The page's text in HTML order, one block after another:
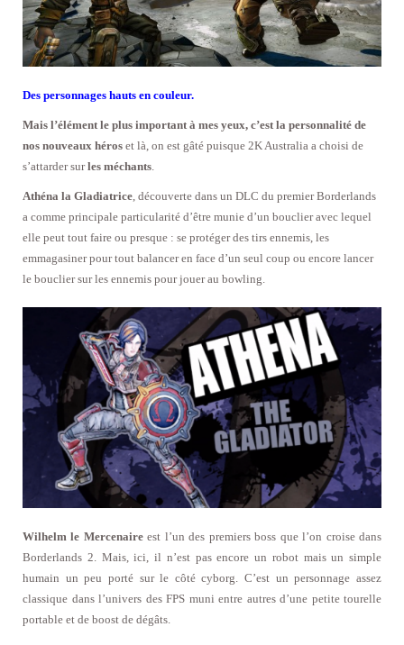
Des personnages hauts en couleur.
Mais l’élément le plus important à mes yeux, c’est la personnalité de
nos nouveaux héros et là, on est gâté puisque 2K Australia a choisi de
s’attarder surles méchants.
Athéna la Gladiatrice, découverte dans un DLC du premier Borderlands
a comme principale particularité d’être munie d’un bouclier avec lequel
elle peut tout faire ou presque : se protéger des tirs ennemis, les
emmagasiner pour tout balancer en face d’un seul coup ou encore lancer
le bouclier sur les ennemis pour jouer au bowling.
Wilhelm le Mercenaireest l’un des premiers boss que l’on croise dans
Borderlands 2. Mais, ici, il n’est pas encore un robot mais un simple
humain un peu porté sur le côté cyborg. C’est un personnage assez
classique dans l’univers des FPS muni entre autres d’une petite tourelle
portable et de boost de dégâts.